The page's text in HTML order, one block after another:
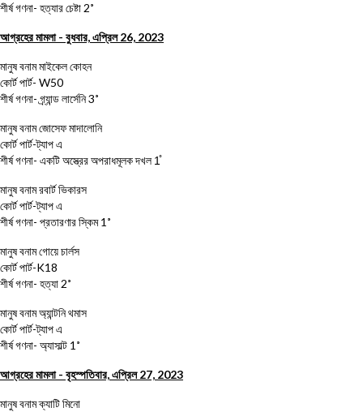
শীর্ষ গণনা- হত্যার চেষ্টা 2˚
আগ্রহের মামলা - বুধবার, এপ্রিল 26, 2023
মানুষ বনাম মাইকেল কোহন
কোর্ট পার্ট- W50
শীর্ষ গণনা- গ্র্যান্ড লার্সেনি 3˚
মানুষ বনাম জোসেফ মাদালোনি
কোর্ট পার্ট-ট্যাপ এ
শীর্ষ গণনা- একটি অস্ত্রের অপরাধমূলক দখল 1̊
মানুষ বনাম রবার্ট ভিকারস
কোর্ট পার্ট-ট্যাপ এ
শীর্ষ গণনা- প্রতারণার স্কিম 1˚
মানুষ বনাম গোয়ে চার্লস
কোর্ট পার্ট-K18
শীর্ষ গণনা- হত্যা 2˚
মানুষ বনাম অ্যান্টনি থমাস
কোর্ট পার্ট-ট্যাপ এ
শীর্ষ গণনা- অ্যাসাল্ট 1˚
আগ্রহের মামলা - বৃহস্পতিবার, এপ্রিল 27, 2023
মানুষ বনাম ক্যাটি মিনো